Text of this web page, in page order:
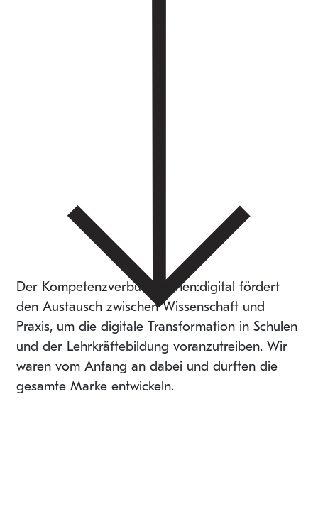
Der Kompetenzverbund lernen:digital fördert
den Austausch zwischen Wissenschaft und
Praxis, um die digitale Transformation in Schulen
und der Lehrkräftebildung voranzutreiben. Wir
waren vom Anfang an dabei und durften die
gesamte Marke entwickeln.